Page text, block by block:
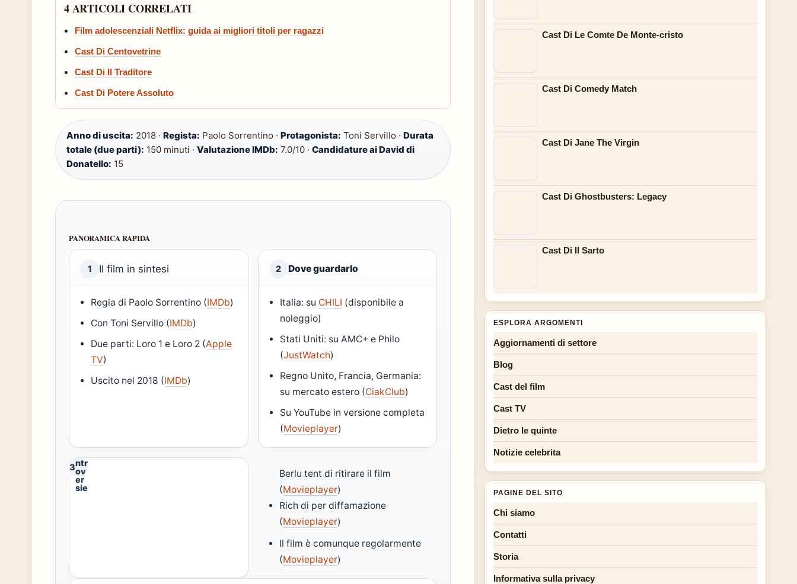
4 ARTICOLI CORRELATI
Film adolescenziali Netflix: guida ai migliori titoli per ragazzi
Cast Di Centovetrine
Cast Di Il Traditore
Cast Di Potere Assoluto
Anno di uscita: 2018 · Regista: Paolo Sorrentino · Protagonista: Toni Servillo · Durata
totale (due parti): 150 minuti · Valutazione IMDb: 7.0/10 · Candidature ai David di
Donatello: 15
PANORAMICA RAPIDA
1 Il film in sintesi
Regia di Paolo Sorrentino (IMDb)
Con Toni Servillo (IMDb)
Due parti: Loro 1 e Loro 2 (Apple
TV)
Uscito nel 2018 (IMDb)
2 Dove guardarlo
Italia: su CHILI (disponibile a
noleggio)
Stati Uniti: su AMC+ e Philo
(JustWatch)
Regno Unito, Francia, Germania:
su mercato estero (CiakClub)
Su YouTube in versione completa
(Movieplayer)
3ntr
ov
er
sie
Berlu tent di ritirare il film
(Movieplayer)
Rich di per diffamazione
(Movieplayer)
Il film è comunque regolarmente
(Movieplayer)
Cast Di Le Comte De Monte-cristo
Cast Di Comedy Match
Cast Di Jane The Virgin
Cast Di Ghostbusters: Legacy
Cast Di Il Sarto
ESPLORA ARGOMENTI
Aggiornamenti di settore
Blog
Cast del film
Cast TV
Dietro le quinte
Notizie celebrita
PAGINE DEL SITO
Chi siamo
Contatti
Storia
Informativa sulla privacy